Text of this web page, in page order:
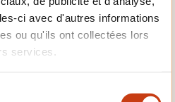
ci avec d'autres informations
ou qu'ils ont collectées lors
services.